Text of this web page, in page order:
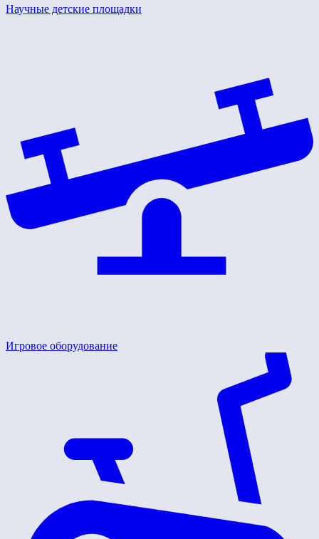
Научные детские площадки
Игровое оборудование